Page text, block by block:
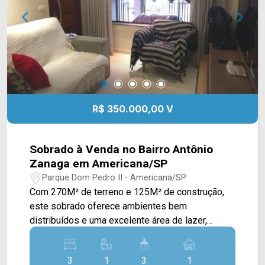
de estacionamento. Localizado próximo à Av.
Santa Bárbara, Av. Norte-Sul Ver. Antônio Carlos
de Souza, Av. Industrial Com. Emílio Romi e Rod.
Luiz de Queiroz. Esta região conta com Atacadão,
Tivoli Shopping, Villa Multimall, Senai, cervejaria
Sancta, Hospital Dr. Afonso Ramos, restaurantes
e farmácias. Entre em contato com a equipe da
Arbix Imóveis e agende a sua visita!! WhatsApp
e Telefone: (19) 3475-4546 ARBIX IMÓVEIS -
R$ 350.000,00 V
Sobrado à Venda no Bairro Antônio
Zanaga em Americana/SP
Parque Dom Pedro II - Americana/SP
Com 270M² de terreno e 125M² de construção,
este sobrado oferece ambientes bem
distribuídos e uma excelente área de lazer,
sendo uma ótima opção para famílias que
buscam conforto, funcionalidade e um excelente
3 1 3 1